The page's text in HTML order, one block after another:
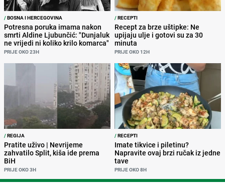
/BOSNA I HERCEGOVINA
Potresna poruka imama nakon
smrti Aldine Ljubunčić: "Dunjaluk
ne vrijedi ni koliko krilo komarca"
PRIJE OKO 23H
/RECEPTI
Recept za brze uštipke: Ne
upijaju ulje i gotovi su za 30
minuta
PRIJE OKO 12H
/REGIJA
Pratite uživo | Nevrijeme
zahvatilo Split, kiša ide prema
BiH
PRIJE OKO 3H
/RECEPTI
Imate tikvice i piletinu?
Napravite ovaj brzi ručak iz jedne
tave
PRIJE OKO 8H